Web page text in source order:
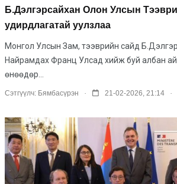
Б.Дэлгэрсайхан Олон Улсын
удирдлагатай уулзлаа
Монгол Улсын Зам, тээврийн сайд
Найрамдах Франц Улсад хийж буй албан
өнөөдөр...
Сэтгүүлч: Бямбасүрэн . 21-02-2026, 21:14 .